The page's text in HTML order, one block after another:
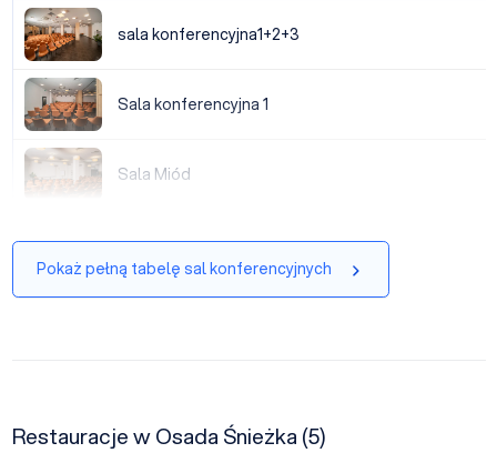
sala konferencyjna1+2+3
sala konferencyjna1+2+3
Sala konferencyjna 1
Sala konferencyjna 1
Sala Miód
Sala Miód
Pokaż pełną tabelę sal konferencyjnych
Restauracje w Osada Śnieżka (5)